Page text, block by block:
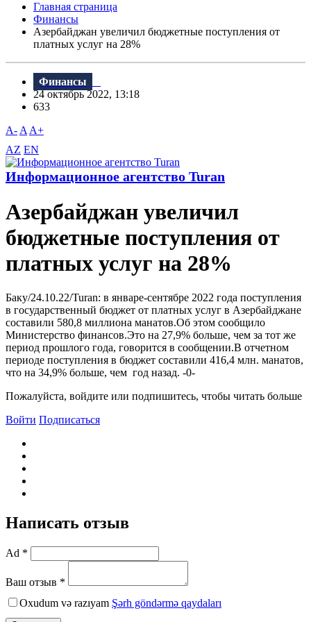
Главная страница
Финансы
Азербайджан увеличил бюджетные поступления от
платных услуг на 28%
Финансы
24 октябрь 2022, 13:18
633
A- A A+
AZ EN
Информационное агентство Turan
Азербайджан увеличил
бюджетные поступления от
платных услуг на 28%
Баку/24.10.22/Turan: в январе-сентябре 2022 года поступления
в государственный бюджет от платных услуг в Азербайджане
составили 580,8 миллиона манатов.Об этом сообщило
Министерство финансов.Это на 27,9% больше, чем за тот же
период прошлого года, говорится в сообщении.В отчетном
периоде поступления в бюджет составили 416,4 млн. манатов,
что на 34,9% больше, чем год назад. -0-
Пожалуйста, войдите или подпишитесь, чтобы читать больше
Войти Подписаться
Написать отзыв
Ad *
Ваш отзыв *
Oxudum və razıyam Şərh göndərmə qaydaları